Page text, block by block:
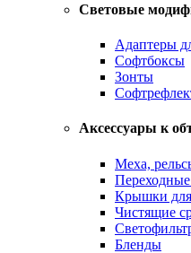
Световые
Адаптеры
Софтбоксы
Зонты
Аксессуары к
Меха,
Крышки для
Чистящие
Бленды